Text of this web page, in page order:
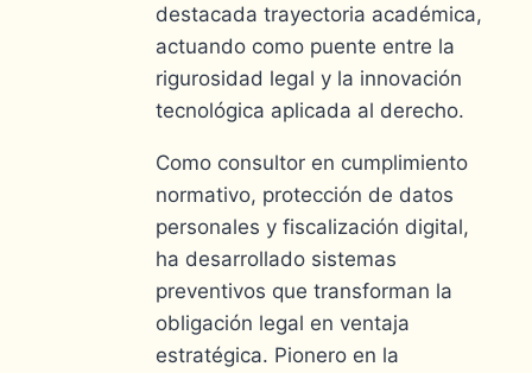
destacada trayectoria académica,
actuando como puente entre la
rigurosidad legal y la innovación
tecnológica aplicada al derecho.
Como consultor en cumplimiento
normativo, protección de datos
personales y fiscalización digital,
ha desarrollado sistemas
preventivos que transforman la
obligación legal en ventaja
estratégica. Pionero en la